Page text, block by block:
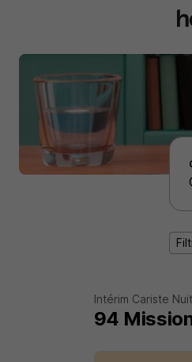
Effectuer une recherche d'emploi
Intérim Cariste
94